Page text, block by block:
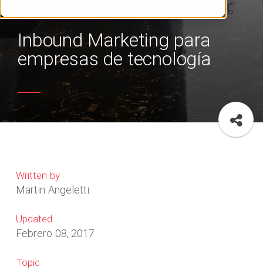
Inbound Marketing para
empresas de tecnología
Written by
Martin Angeletti
Updated
Febrero 08, 2017
Topic